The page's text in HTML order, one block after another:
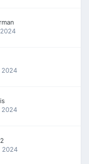
2024
2024
2024